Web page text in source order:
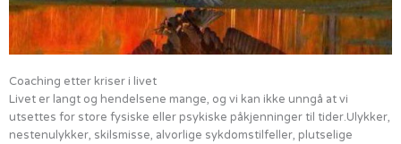
Coaching etter kriser i livet
Livet er langt og hendelsene mange, og vi kan ikke unngå at vi
utsettes for store fysiske eller psykiske påkjenninger til tider.Ulykker,
nestenulykker, skilsmisse, alvorlige sykdomstilfeller, plutselige